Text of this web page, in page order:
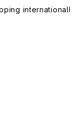
internationall